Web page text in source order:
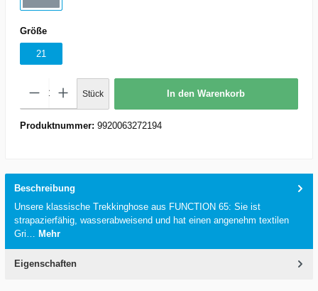
Größe
21
Stück In den Warenkorb
Produktnummer: 9920063272194
Beschreibung
Unsere klassische Trekkinghose aus FUNCTION 65: Sie ist
strapazierfähig, wasserabweisend und hat einen angenehm textilen
Gri…
Mehr
Eigenschaften